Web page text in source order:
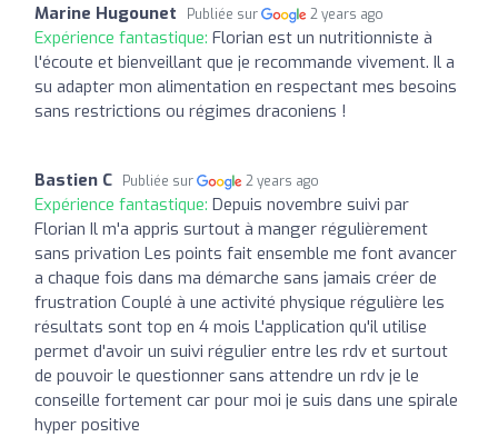
Marine Hugounet Publiée sur 2 years ago
Expérience fantastique: Florian est un nutritionniste à
l'écoute et bienveillant que je recommande vivement. Il a
su adapter mon alimentation en respectant mes besoins
sans restrictions ou régimes draconiens !
Bastien C Publiée sur 2 years ago
Expérience fantastique: Depuis novembre suivi par
Florian Il m'a appris surtout à manger régulièrement
sans privation Les points fait ensemble me font avancer
a chaque fois dans ma démarche sans jamais créer de
frustration Couplé à une activité physique régulière les
résultats sont top en 4 mois L'application qu'il utilise
permet d'avoir un suivi régulier entre les rdv et surtout
de pouvoir le questionner sans attendre un rdv je le
conseille fortement car pour moi je suis dans une spirale
hyper positive